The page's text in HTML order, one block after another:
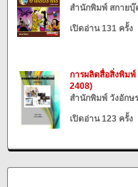
สำนักพิมพ์ สกายบุ๊
เปิดอ่าน 131 ครั้ง
การผลิตสื่อสิ่งพิมพ์
2408)
สำนักพิมพ์ วังอักษร
เปิดอ่าน 123 ครั้ง